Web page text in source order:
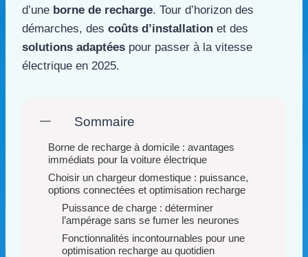
d’une borne de recharge. Tour d’horizon des
démarches, des coûts d’installation et des
solutions adaptées pour passer à la vitesse
électrique en 2025.
Sommaire
Borne de recharge à domicile : avantages
immédiats pour la voiture électrique
Choisir un chargeur domestique : puissance,
options connectées et optimisation recharge
Puissance de charge : déterminer
l’ampérage sans se fumer les neurones
Fonctionnalités incontournables pour une
optimisation recharge au quotidien